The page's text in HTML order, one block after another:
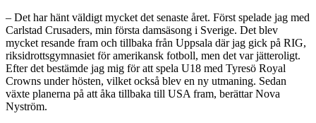
– Det har hänt väldigt mycket det senaste året. Först spelade jag med
Carlstad Crusaders, min första damsäsong i Sverige. Det blev
mycket resande fram och tillbaka från Uppsala där jag gick på RIG,
riksidrottsgymnasiet för amerikansk fotboll, men det var jätteroligt.
Efter det bestämde jag mig för att spela U18 med Tyresö Royal
Crowns under hösten, vilket också blev en ny utmaning. Sedan
växte planerna på att åka tillbaka till USA fram, berättar Nova
Nyström.